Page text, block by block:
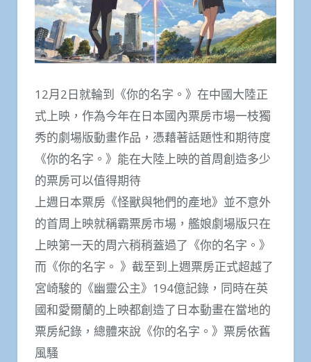
12月2日就輪到《你的名字。》在中國大陸正
式上映，作為今年在日本國內票房市場一枝獨
秀的劇場版動畫作品，憑藉著話題性和期待度
《你的名字。》能在大陸上映的首周創造多少
的票房可以值得期待
上週日本票房《怪獸與牠們的產地》並不意外
的首周上映就稱霸票房市場，艦娘劇場版只在
上映第一天的周六稍稍蓋過了《你的名字。》
而《你的名字。 》截至到上週票房正式超越了
宮崎駿的《幽靈公主》194億記錄，同時在英
國和愛爾蘭的上映都創造了日本動畫在當地的
票房紀錄，總體來說《你的名字。》票房依舊
風騷